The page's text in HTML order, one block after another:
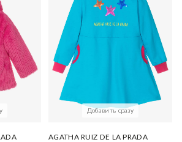
Добавить сразу
AGATHA RUIZ DE LA PRADA